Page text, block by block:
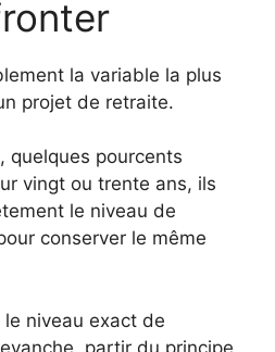
la variable la plus
projet de retraite.
quelques pourcents
vingt ou trente ans, ils
le niveau de
conserver le même
niveau exact de
partir du principe